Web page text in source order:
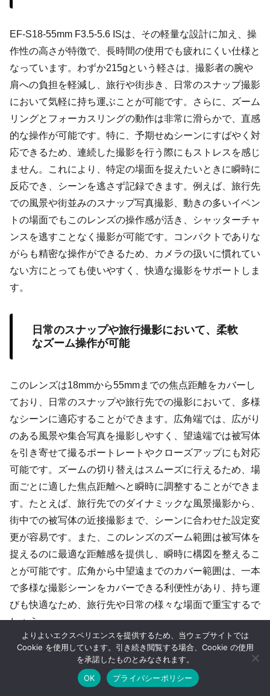
EF-S18-55mm F3.5-5.6 ISは、その軽量な設計に加え、操
作性の高さが特徴で、長時間の使用でも疲れにくい仕様と
なっています。わずか215gという軽さは、撮影者の腕や
肩への負担を軽減し、旅行や街歩き、日常のスナップ撮影
において気軽に持ち運ぶことが可能です。さらに、ズーム
リングとフォーカスリングの動作は非常に滑らかで、直感
的な操作が可能です。特に、予期せぬシーンにすばやく対
応できるため、連続した撮影を行う際にもストレスを感じ
ません。これにより、特定の場面を捉えたいときに瞬時に
反応でき、シーンを逃さず記録できます。例えば、旅行先
での風景や街並みのスナップ写真撮影、動きの多いイベン
トの場面でもこのレンズの操作感が活き、シャッターチャ
ンスを逃すことなく撮影が可能です。コンパクトでありな
がらも精密な操作ができるため、カメラの扱いに慣れてい
ない方にとっても使いやすく、快適な撮影をサポートしま
す。
日常のスナップや旅行撮影において、柔軟
なズーム操作が可能
このレンズは18mmから55mmまでの焦点距離をカバーし
ており、日常のスナップや旅行先での撮影において、多様
なシーンに適応することができます。広角端では、広がり
のある風景や集合写真を撮影しやすく、望遠端では被写体
を引き寄せて撮るポートレートやクローズアップにも対応
可能です。ズームの切り替えはスムーズに行えるため、場
面ごとに適した焦点距離へと瞬時に調整することができま
す。たとえば、旅行先でのダイナミックな風景撮影から、
街中での被写体の近接撮影まで、シーンに合わせた設定変
更が容易です。また、このレンズのズーム範囲は被写体を
捉えるのに最適な距離感を提供し、瞬時に構図を整えるこ
とが可能です。広角から中望遠までのカバー範囲は、一本
で多様な撮影シーンをカバーできる利便性があり、持ち運
びも快適なため、旅行先や日常の様々な場面で重宝するで
しょう。
シェア 目次へ トップ
よりよいエクスペリエンスを提供するため、当ウェブサイトでは
Cookie を使用しています。引き続き閲覧する場合、Cookie の使用
を承諾したものとみなされます。
OK
プライバシーポリシー